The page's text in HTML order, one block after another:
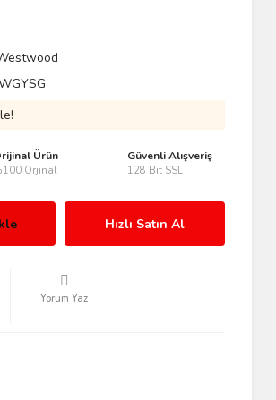
Ürün
Orjinal
Güvenli Alışveriş
128 Bit SSL
Hızlı Satın Al
Yorum Yaz